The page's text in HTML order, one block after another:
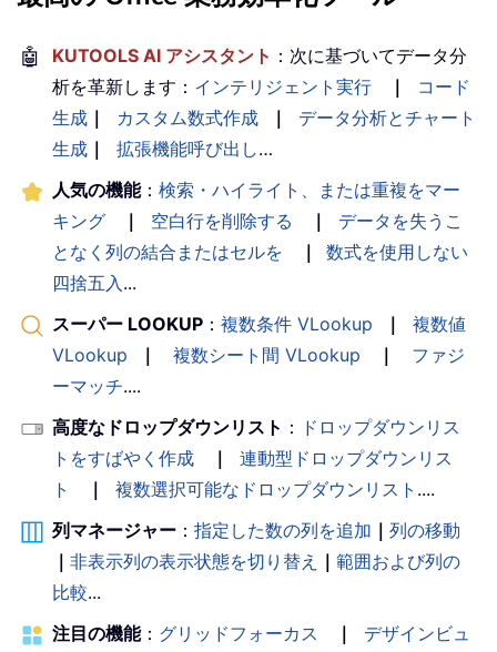
🤖 KUTOOLS AI アシスタント ：次に基づいてデータ分
析を革新します： インテリジェント実行 ｜
コード
生成 ｜ カスタム数式作成 ｜
データ分析とチャート
生成 ｜ 拡張機能呼び出し…
人気の機能： 検索・ハイライト、または重複をマー
キング
｜ 空白行を削除する ｜
データを失うこ
となく列の結合またはセルを
｜
数式を使用しない
四捨五入...
スーパー LOOKUP ： 複数条件 VLookup ｜
複数値
VLookup
｜ 複数シート間 VLookup ｜
ファジ
ーマッチ....
高度なドロップダウンリスト ： ドロップダウンリス
トをすばやく作成
｜
連動型ドロップダウンリス
ト
｜ 複数選択可能なドロップダウンリスト ....
列マネージャー ： 指定した数の列を追加 ｜ 列の移動
｜ 非表示列の表示状態を切り替え ｜ 範囲および列の
比較...
注目の機能： グリッドフォーカス ｜
デザインビュ